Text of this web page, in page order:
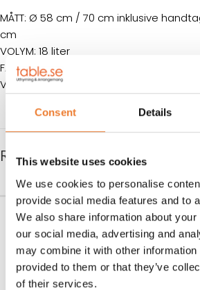
Consent Details
This website uses cookies
We use cookies to personalise
provide social media features and to
We also share information about
our social media, advertising and
may combine it with other information
provided to them or that they’ve
of their services.
MÅTT: Ø 58 cm / 70 cm inklusive
cm
VOLYM: 18 liter
FÄRG: Svart kolstål
VIKT: 8 kg
RELATERADE PRODUKTER
Ofyr
Art nr.5052
3.000kr
LÄGG TILL I VARUKORG